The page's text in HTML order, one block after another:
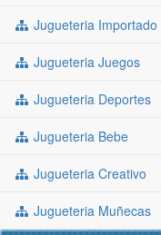
Jugueteria Importado
Jugueteria Juegos
Jugueteria Deportes
Jugueteria Bebe
Jugueteria Creativo
Jugueteria Muñecas